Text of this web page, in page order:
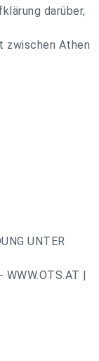
darüber,
zwischen Athen
UNTER
WWW.OTS.AT |